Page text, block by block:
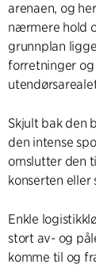
arenaen, og
nærmere hold
grunnplan
forretninger og
Skjult bak den
den intense
omslutter den
konserten eller
Enkle
stort av- og
komme til og